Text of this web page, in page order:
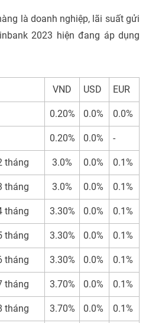
là doanh nghiệp, lãi suất gửi
2023 hiện đang áp dụng
VND USD EUR
0.20% 0.0% 0.0%
0.20% 0.0% -
tháng 3.0% 0.0% 0.1%
tháng 3.0% 0.0% 0.1%
tháng 3.30% 0.0% 0.1%
tháng 3.30% 0.0% 0.1%
tháng 3.30% 0.0% 0.1%
tháng 3.70% 0.0% 0.1%
tháng 3.70% 0.0% 0.1%